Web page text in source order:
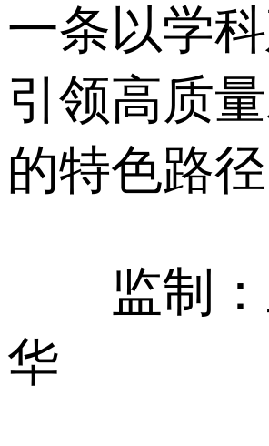
一条以学
引领高质
的特色路径
监制
华